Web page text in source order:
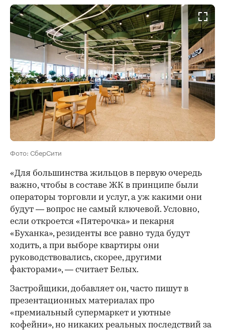
Фото: СберСити
«Для большинства жильцов в первую очередь
важно, чтобы в составе ЖК в принципе были
операторы торговли и услуг, а уж какими они
будут — вопрос не самый ключевой. Условно,
если откроется «Пятерочка» и пекарня
«Буханка», резиденты все равно туда будут
ходить, а при выборе квартиры они
руководствовались, скорее, другими
факторами», — считает Белых.
Застройщики, добавляет он, часто пишут в
презентационных материалах про
«премиальный супермаркет и уютные
кофейни», но никаких реальных последствий за